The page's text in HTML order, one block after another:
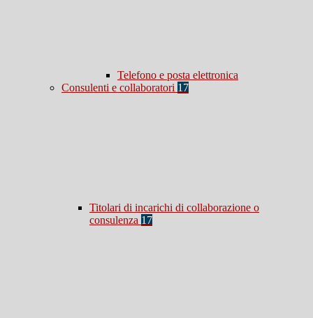
Telefono e posta elettronica
Consulenti e collaboratori 17
Titolari di incarichi di collaborazione o
consulenza 17